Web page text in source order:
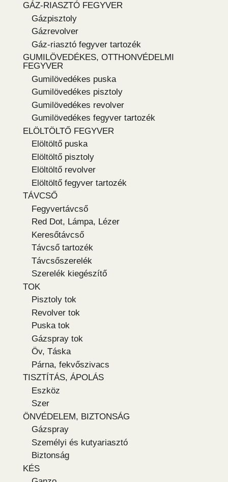
GÁZ-RIASZTÓ FEGYVER
Gázpisztoly
Gázrevolver
Gáz-riasztó fegyver tartozék
GUMILÖVEDÉKES, OTTHONVÉDELMI
FEGYVER
Gumilövedékes puska
Gumilövedékes pisztoly
Gumilövedékes revolver
Gumilövedékes fegyver tartozék
ELÖLTÖLTŐ FEGYVER
Elöltöltő puska
Elöltöltő pisztoly
Elöltöltő revolver
Elöltöltő fegyver tartozék
TÁVCSŐ
Fegyvertávcső
Red Dot, Lámpa, Lézer
Keresőtávcső
Távcső tartozék
Távcsőszerelék
Szerelék kiegészítő
TOK
Pisztoly tok
Revolver tok
Puska tok
Gázspray tok
Öv, Táska
Párna, fekvőszivacs
TISZTÍTÁS, ÁPOLÁS
Eszköz
Szer
ÖNVÉDELEM, BIZTONSÁG
Gázspray
Személyi és kutyariasztó
Biztonság
KÉS